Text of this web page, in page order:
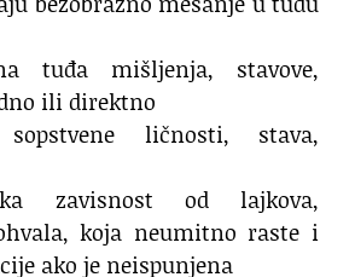
tuđa mišljenja, stavove,
ili direktno
ličnosti, stava,
zavisnost od lajkova,
koja neumitno raste i
ako je neispunjena